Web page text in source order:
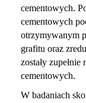
cementowych.
cementowych
otrzymywanym
grafitu oraz
zostały
cementowych.
W badaniach